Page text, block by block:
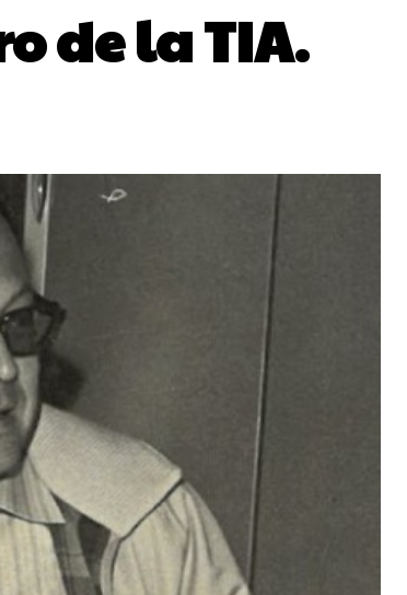
de la TIA.